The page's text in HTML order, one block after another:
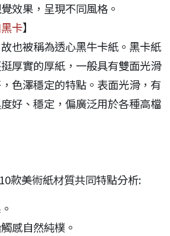
效果，呈現不同風格。
卡】
也被稱為透心黑牛卡紙。黑卡紙
厚實的厚紙，一般具有雙面光滑
色澤穩定的特點。表面光滑，有
好、穩定，偏廣泛用於各種高檔
款美術紙材質共同特點分析:
感自然純樸。